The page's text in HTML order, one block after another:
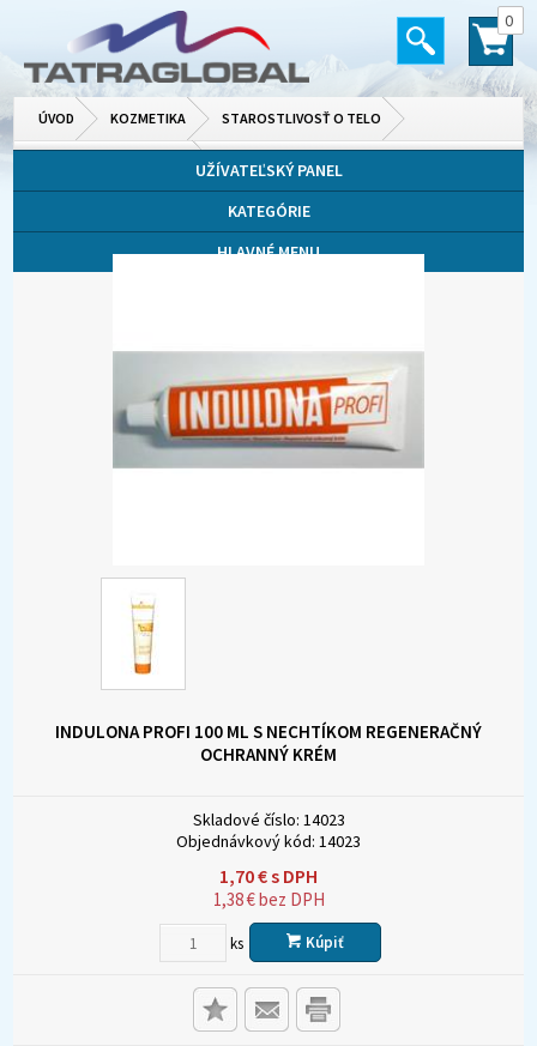
0
ÚVOD KOZMETIKA STAROSTLIVOSŤ O TELO
UŽÍVATEĽSKÝ PANEL
KATEGÓRIE
HLAVNÉ MENU
INDULONA PROFI 100 ML S NECHTÍKOM REGENERAČNÝ
OCHRANNÝ KRÉM
Skladové číslo: 14023
Objednávkový kód: 14023
1,70€s DPH
1,38€bez DPH
ks Kúpiť